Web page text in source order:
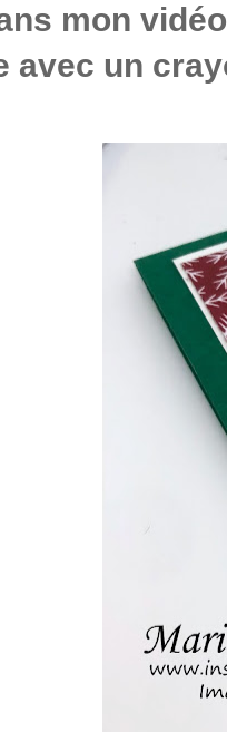
mon
avec un